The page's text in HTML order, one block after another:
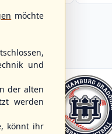
möchte
und
der alten
werden
könnt ihr